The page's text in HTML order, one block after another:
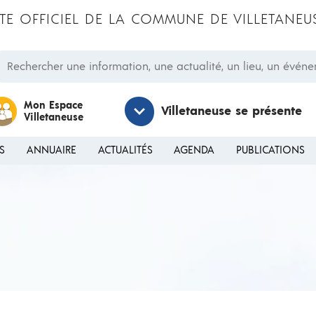
OFFICIEL DE LA COMMUNE DE
une information, une actualité, un lieu, un
Mon Espace
Villetaneuse
Villetaneuse se présente
ANNUAIRE ACTUALITÉS AGENDA PUBLICATIONS